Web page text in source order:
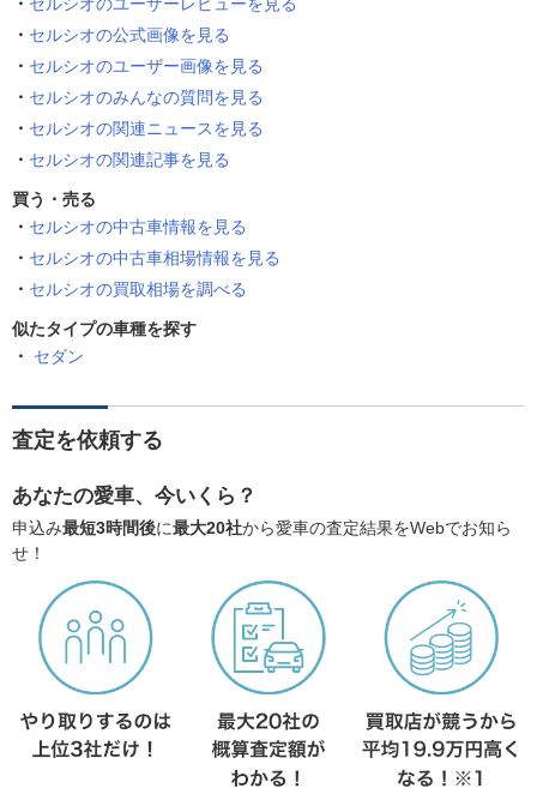
セルシオの公式画像を見る
セルシオのユーザー画像を見る
セルシオのみんなの質問を見る
セルシオの関連ニュースを見る
セルシオの関連記事を見る
買う・売る
セルシオの中古車情報を見る
セルシオの中古車相場情報を見る
セルシオの買取相場を調べる
似たタイプの車種を探す
セダン
査定を依頼する
あなたの愛車、今いくら？
申込み最短3時間後に最大20社から愛車の査定結果をWebでお知ら
せ！